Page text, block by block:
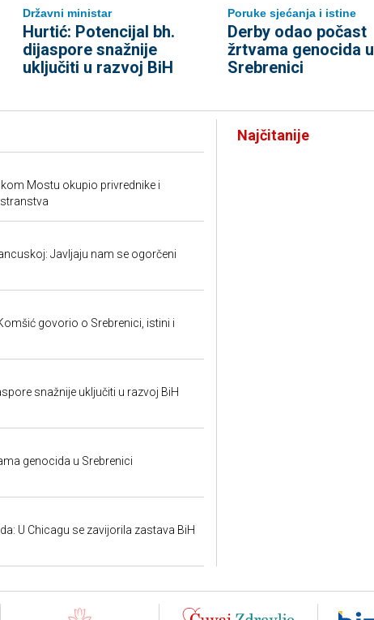
Državni ministar
Hurtić: Potencijal bh.
dijaspore snažnije
uključiti u razvoj BiH
Poruke sjećanja i istine
Derby odao počast
žrtvama genocida u
Srebrenici
Mostu okupio privrednike i
Javljaju nam se ogorčeni
govorio o Srebrenici, istini i
snažnije uključiti u razvoj BiH
genocida u Srebrenici
U Chicagu se zavijorila zastava BiH
Najčitanije